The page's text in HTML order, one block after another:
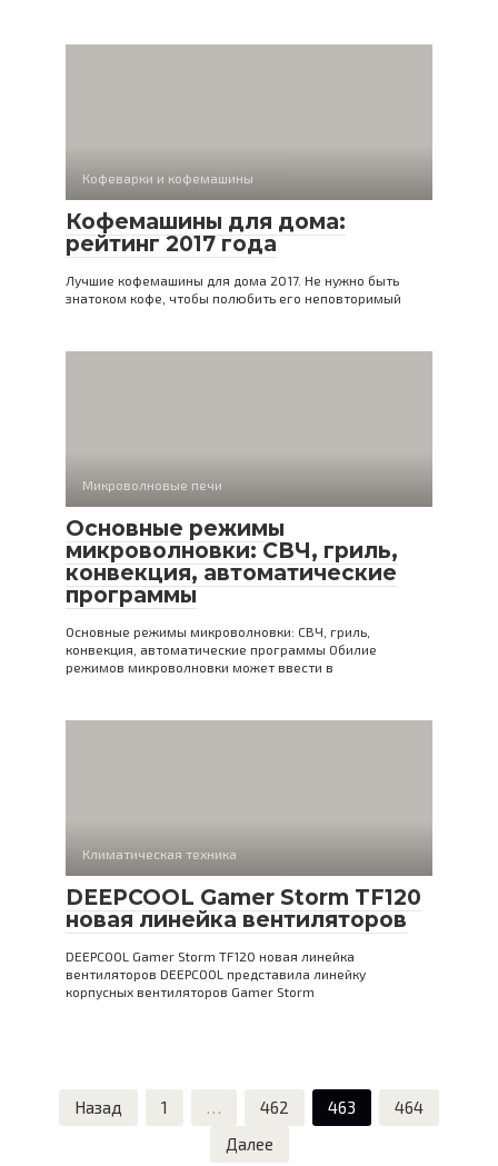
Кофеварки и кофемашины
Кофемашины для дома:
рейтинг 2017 года
Лучшие кофемашины для дома 2017. Не нужно быть
знатоком кофе, чтобы полюбить его неповторимый
Микроволновые печи
Основные режимы
микроволновки: СВЧ, гриль,
конвекция, автоматические
программы
Основные режимы микроволновки: СВЧ, гриль,
конвекция, автоматические программы Обилие
режимов микроволновки может ввести в
Климатическая техника
DEEPCOOL Gamer Storm TF120
новая линейка вентиляторов
DEEPCOOL Gamer Storm TF120 новая линейка
вентиляторов DEEPCOOL представила линейку
корпусных вентиляторов Gamer Storm
Пагинация
записей
Назад 1 … 462 463
464
Далее